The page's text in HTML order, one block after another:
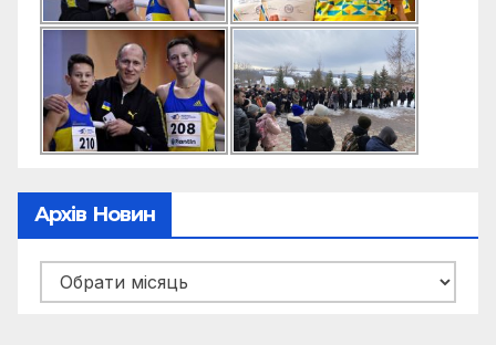
Архів Новин
Архів
новин